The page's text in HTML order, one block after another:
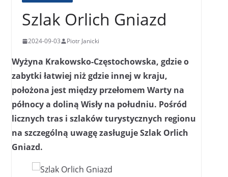
Szlak Orlich Gniazd
2024-09-03 Piotr Janicki
Wyżyna Krakowsko-Częstochowska, gdzie o
zabytki łatwiej niż gdzie innej w kraju,
położona jest między przełomem Warty na
północy a doliną Wisły na południu. Pośród
licznych tras i szlaków turystycznych regionu
na szczególną uwagę zasługuje Szlak Orlich
Gniazd.